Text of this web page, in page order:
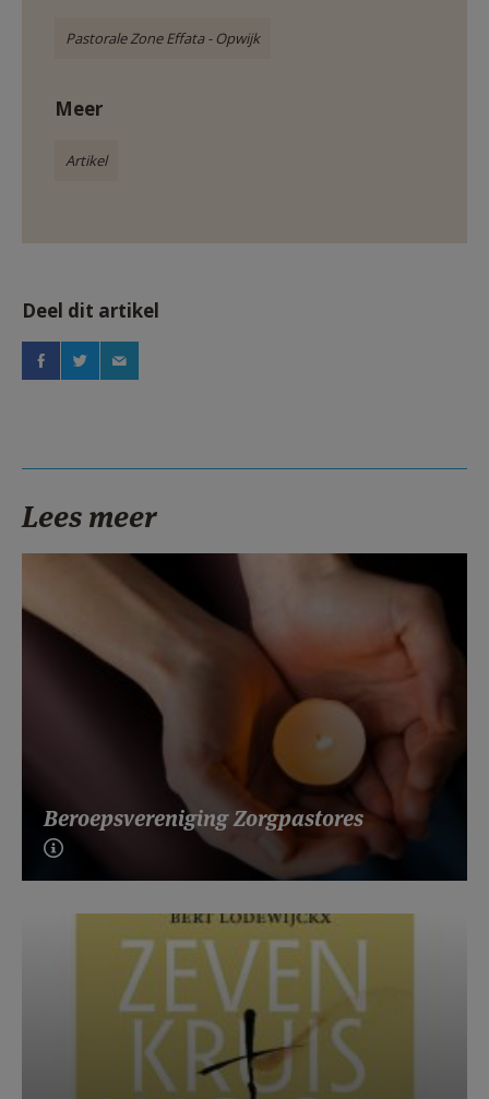
Pastorale Zone Effata - Opwijk
Meer
Artikel
Deel dit artikel
Lees meer
Beroepsvereniging Zorgpastores